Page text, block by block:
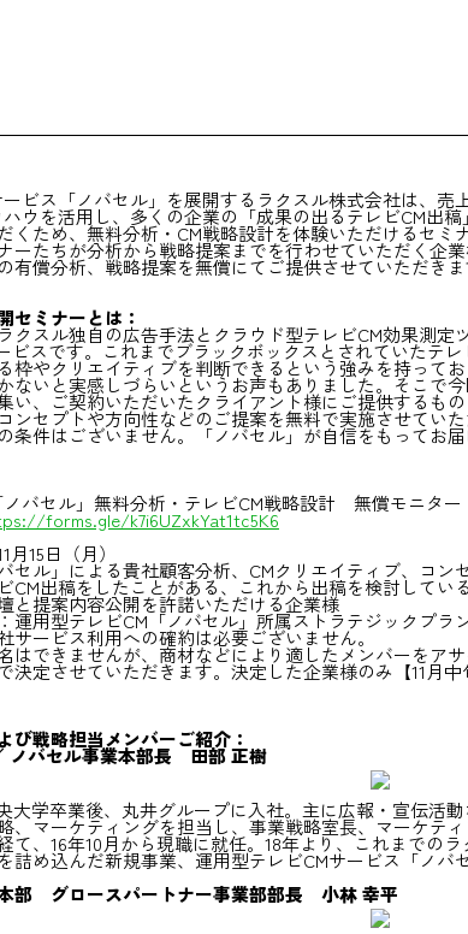
ビス「ノバセル」を展開するラクスル株式会社は、売
ウを活用し、多くの企業の「成果の出るテレビCM出
くため、無料分析・CM戦略設計を体験いただけるセ
ーたちが分析から戦略提案までを行わせていただく企
有償分析、戦略提案を無償にてご提供させていただきま
セミナーとは：
クスル独自の広告手法とクラウド型テレビCM効果測
ビスです。これまでブラックボックスとされていたテ
枠やクリエイティブを判断できるという強みを持って
ないと実感しづらいというお声もありました。そこで
い、ご契約いただいたクライアント様にご提供するも
ンセプトや方向性などのご提案を無料で実施させてい
条件はございません。「ノバセル」が自信をもってお
ノバセル」無料分析・テレビCM戦略設計 無償モニター
forms.gle/k7i6UZxkYat1tc5K6
15日（月）
セル」による貴社顧客分析、CMクリエイティブ、コン
CM出稿をしたことがある、これから出稿を検討して
と提案内容公開を許諾いただける企業様
運用型テレビCM「ノバセル」所属ストラテジックプラ
ービス利用への確約は必要ございません。
できませんが、商材などにより適したメンバーをアサ
定させていただきます。決定した企業様のみ【11月中
戦略担当メンバーご紹介：
ノバセル事業本部長 田部 正樹
大学卒業後、丸井グループに入社。主に広報・宣伝活
、マーケティングを担当し、事業戦略室長、マーケテ
て、16年10月から現職に就任。18年より、これまでの
詰め込んだ新規事業、運用型テレビCMサービス「ノバ
部 グロースパートナー事業部部長 小林 幸平